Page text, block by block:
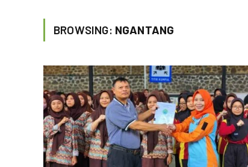
BROWSING: NGANTANG